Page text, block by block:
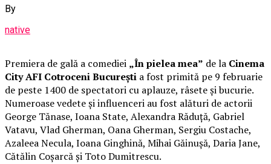
By
native
Premiera de gală a comediei „În pielea mea” de la Cinema
City AFI Cotroceni București a fost primită pe 9 februarie
de peste 1400 de spectatori cu aplauze, râsete și bucurie.
Numeroase vedete și influenceri au fost alături de actorii
George Tănase, Ioana State, Alexandra Răduță, Gabriel
Vatavu, Vlad Gherman, Oana Gherman, Sergiu Costache,
Azaleea Necula, Ioana Ginghină, Mihai Găinușă, Daria Jane,
Cătălin Coșarcă și Toto Dumitrescu.